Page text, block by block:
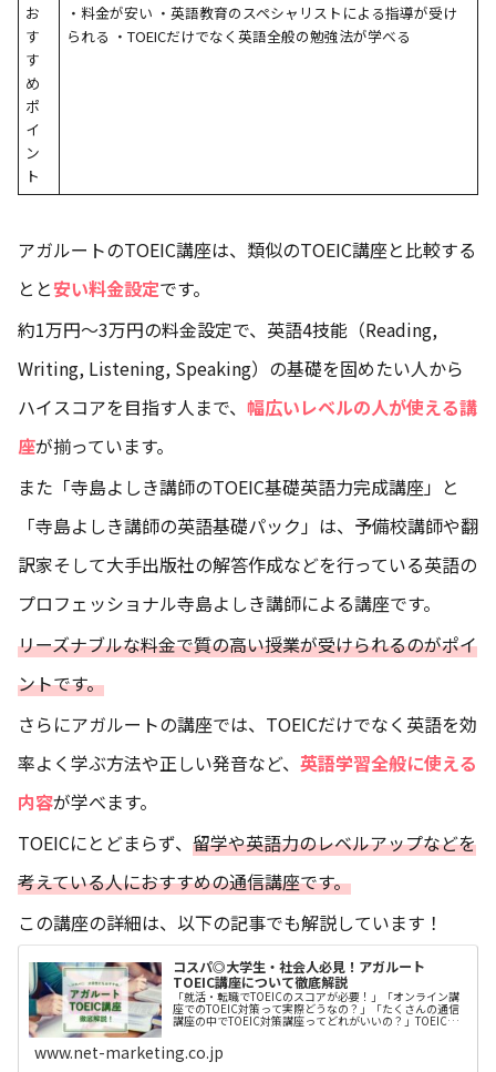
お
す
す
め
ポ
イ
ン
ト
・料金が安い ・英語教育のスペシャリストによる指導が受け
られる ・TOEICだけでなく英語全般の勉強法が学べる
アガルートのTOEIC講座は、類似のTOEIC講座と比較する
とと安い料金設定です。
約1万円～3万円の料金設定で、英語4技能（Reading,
Writing, Listening, Speaking）の基礎を固めたい人から
ハイスコアを目指す人まで、 幅広いレベルの人が使える講
座が揃っています。
また「寺島よしき講師のTOEIC基礎英語力完成講座」と
「寺島よしき講師の英語基礎パック」は、予備校講師や翻
訳家そして大手出版社の解答作成などを行っている英語の
プロフェッショナル寺島よしき講師による講座です。
リーズナブルな料金で質の高い授業が受けられるのがポイ
ントです。
さらにアガルートの講座では、TOEICだけでなく英語を効
率よく学ぶ方法や正しい発音など、 英語学習全般に使える
内容が学べます。
TOEICにとどまらず、 留学や英語力のレベルアップなどを
考えている人におすすめの通信講座です。
この講座の詳細は、以下の記事でも解説しています！
コスパ◎大学生・社会人必見！アガルート
TOEIC講座について徹底解説
「就活・転職でTOEICのスコアが必要！」「オンライン講
座でのTOEIC対策って実際どうなの？」「たくさんの通信
講座の中でTOEIC対策講座ってどれがいいの？」TOEIC受
れている方は多い
www.net-marketing.co.jp